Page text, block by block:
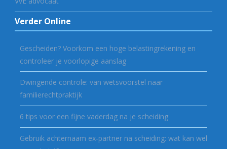
Verder Online
Gescheiden? Voorkom een hoge belastingrekening en
controleer je voorlopige aanslag
Dwingende controle: van wetsvoorstel naar
familierechtpraktijk
6 tips voor een fijne vaderdag na je scheiding
Gebruik achternaam ex-partner na scheiding: wat kan wel